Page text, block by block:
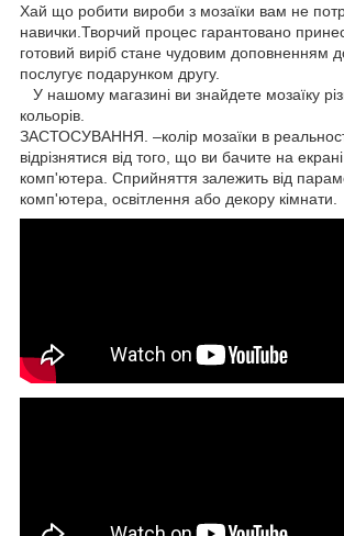
Хай що робити вироби з мозаїки вам не
навички.Творчий процес гарантовано
готовий виріб стане чудовим доповненням
послугує подарунком другу.
У нашому магазині ви знайдете мозаїку
кольорів.
ЗАСТОСУВАННЯ. –колір мозаїки в
відрізнятися від того, що ви бачите на
комп'ютера. Сприйняття залежить від
комп'ютера, освітлення або декору кімнати.